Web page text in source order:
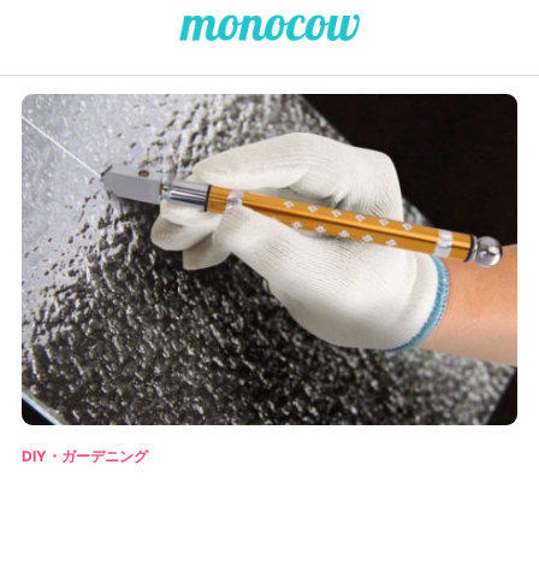
DIY・ガーデニング